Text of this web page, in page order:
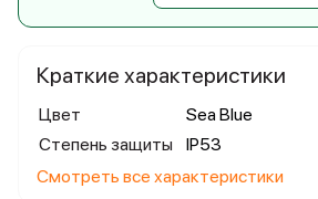
Краткие характеристики
Цвет
Sea Blue
Степень защиты
IP53
Смотреть все характеристики